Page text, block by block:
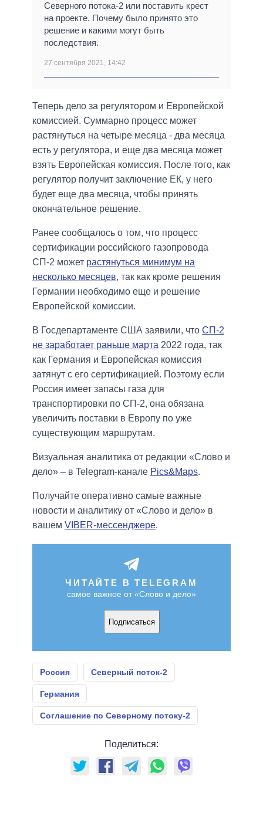
Северного потока-2 или поставить крест
на проекте. Почему было принято это
решение и какими могут быть
последствия.
27 сентября 2021, 14:42
Теперь дело за регулятором и Европейской
комиссией. Суммарно процесс может
растянуться на четыре месяца - два месяца
есть у регулятора, и еще два месяца может
взять Европейская комиссия. После того, как
регулятор получит заключение ЕК, у него
будет еще два месяца, чтобы принять
окончательное решение.
Ранее сообщалось о том, что процесс
сертификации российского газопровода
СП-2 может растянуться минимум на
несколько месяцев, так как кроме решения
Германии необходимо еще и решение
Европейской комиссии.
В Госдепартаменте США заявили, что СП-2
не заработает раньше марта 2022 года, так
как Германия и Европейская комиссия
затянут с его сертификацией. Поэтому если
Россия имеет запасы газа для
транспортировки по СП-2, она обязана
увеличить поставки в Европу по уже
существующим маршрутам.
Визуальная аналитика от редакции «Слово и
дело» – в Telegram-канале Pics&Maps.
Получайте оперативно самые важные
новости и аналитику от «Слово и дело» в
вашем VIBER-мессенджере.
ЧИТАЙТЕ В TELEGRAM
самое важное от «Слово и дело»
Подписаться
Россия Северный поток-2
Германия
Соглашение по Северному потоку-2
Поделиться: